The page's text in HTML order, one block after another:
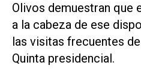
Olivos demuestran que
a la cabeza de ese
las visitas frecuentes
Quinta presidencial.